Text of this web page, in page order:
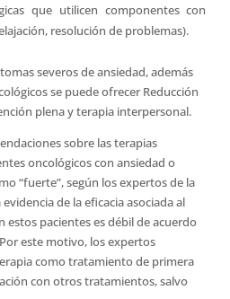
que utilicen componentes con
resolución de problemas).
severos de ansiedad, además
se puede ofrecer Reducción
plena y terapia interpersonal.
sobre las terapias
oncológicos con ansiedad o
“fuerte”, según los expertos de la
de la eficacia asociada al
estos pacientes es débil de acuerdo
este motivo, los expertos
como tratamiento de primera
con otros tratamientos, salvo